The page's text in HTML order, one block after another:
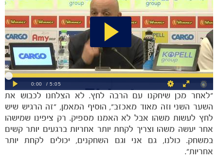
הקבוצות
"לאחר מכן שיחקנו עם הרבה לחץ. לא הצלחנו לכבוש את
השער השני וזה מאוד מאכזב", הוסיף המאמן, "זה הרגיש שיש
לחץ לעשות משהו אבל לא האמנו מספיק. רק ציפינו שמישהו
אחר יעשה משהו וצריך לקחת יותר אחריות ברגעים יותר קשים
במשחק. כולנו, גם אני וגם השחקנים, יכולים לקחת יותר
אחריות".